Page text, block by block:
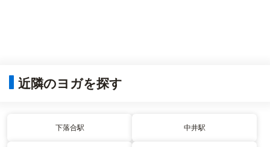
近隣のヨガを探す
下落合駅 中井駅